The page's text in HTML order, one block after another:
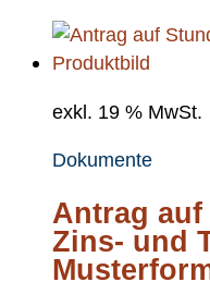
exkl. 19 % MwSt.
Dokumente
Antrag
Zins- und